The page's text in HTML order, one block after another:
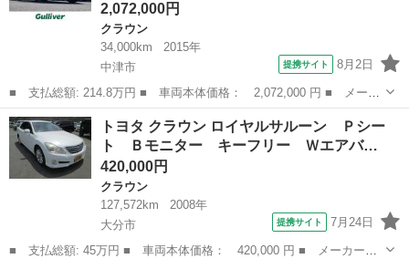
2,072,000円
クラウン
34,000km
2015年
中津市
提携サイト 8月2日
■ 支払総額: 214.8万円 ■ 車両本体価格： 2,072,000 円 ■ メーカ
ー名： トヨタ ■ 車種名： クラウンハイブリッド ■ グレード
名： アスリートＳ 純正８インチナビ フルセグ バックカメラ
ステアリン...
大分 中津市 クラウン
トヨタ クラウン ロイヤルサルーン Ｐシー
ト Ｂモニター キーフリー Ｗエアバ…
420,000円
クラウン
127,572km
2008年
大分市
提携サイト 7月24日
■ 支払総額: 45万円 ■ 車両本体価格： 420,000 円 ■ メーカー